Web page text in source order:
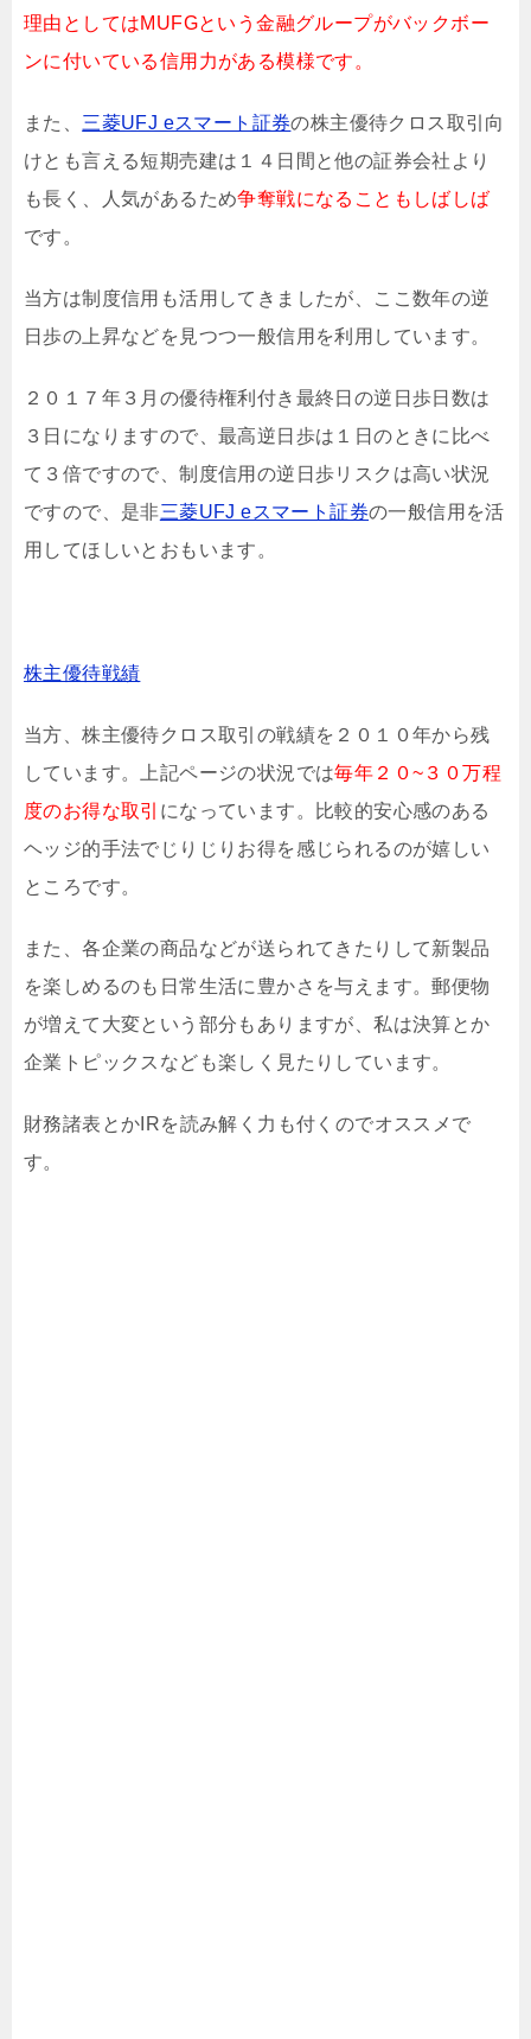
理由としてはMUFGという金融グループがバックボー
ンに付いている信用力がある模様です。
また、 三菱UFJ eスマート証券の株主優待クロス取引向
けとも言える短期売建は１４日間と他の証券会社より
も長く、人気があるため争奪戦になることもしばしば
です。
当方は制度信用も活用してきましたが、ここ数年の逆
日歩の上昇などを見つつ一般信用を利用しています。
２０１７年３月の優待権利付き最終日の逆日歩日数は
３日になりますので、最高逆日歩は１日のときに比べ
て３倍ですので、制度信用の逆日歩リスクは高い状況
ですので、是非三菱UFJ eスマート証券の一般信用を活
用してほしいとおもいます。
株主優待戦績
当方、株主優待クロス取引の戦績を２０１０年から残
しています。上記ページの状況では毎年２０~３０万程
度のお得な取引 になっています。比較的安心感のある
ヘッジ的手法でじりじりお得を感じられるのが嬉しい
ところです。
また、各企業の商品などが送られてきたりして新製品
を楽しめるのも日常生活に豊かさを与えます。郵便物
が増えて大変という部分もありますが、私は決算とか
企業トピックスなども楽しく見たりしています。
財務諸表とかIRを読み解く力も付くのでオススメで
す。